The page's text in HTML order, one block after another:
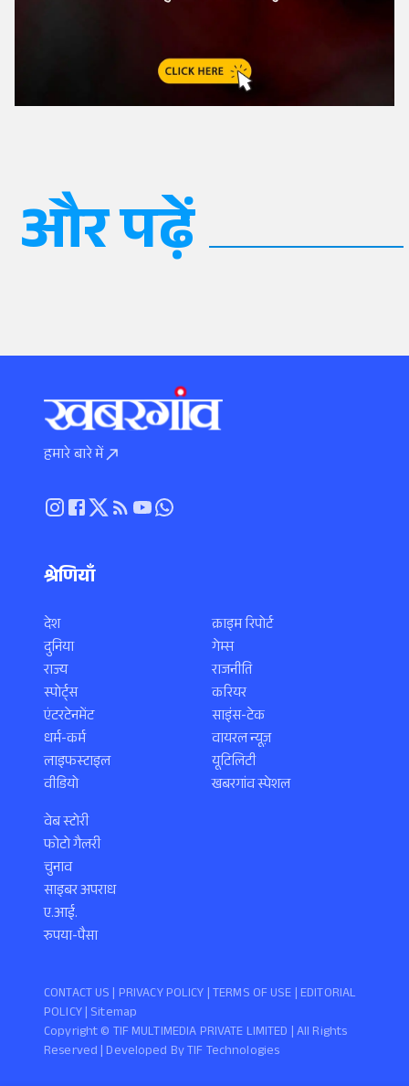
और पढ़ें
हमारे बारे में
श्रेणियाँ
देश
दुनिया
राज्य
स्पोर्ट्स
एंटरटेनमेंट
धर्म-कर्म
लाइफस्टाइल
वीडियो
क्राइम रिपोर्ट
गेम्स
राजनीति
करियर
साइंस-टेक
वायरल न्यूज़
यूटिलिटी
खबरगांव स्पेशल
वेब स्टोरी
फोटो गैलरी
चुनाव
साइबर अपराध
ए.आई.
रुपया-पैसा
Copyright ©️ TIF MULTIMEDIA PRIVATE LIMITED | All Rights
Reserved | Developed ByTIF Technologies
CONTACT US | PRIVACY POLICY |TERMS OF USE | EDITORIAL
POLICY| Sitemap